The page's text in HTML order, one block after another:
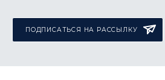
ПОДПИСАТЬСЯ НА РАССЫЛКУ